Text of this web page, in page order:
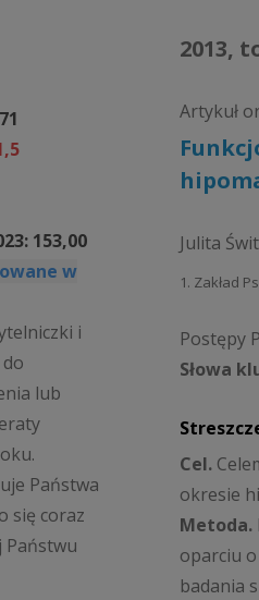
153,00
w
i
lub
Państwa
się coraz
Państwu
2013,
Artykuł
Julita
1. Zakład
Postępy
Słowa
Cel.
okresie
Metoda.
oparciu
badania